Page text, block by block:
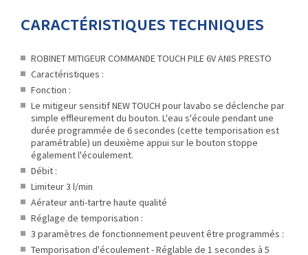
CARACTÉRISTIQUES TECHNIQUES
ROBINET MITIGEUR COMMANDE TOUCH PILE 6V ANIS PRESTO
Caractéristiques :
Fonction :
Le mitigeur sensitif NEW TOUCH pour lavabo se déclenche par
simple effleurement du bouton. L'eau s'écoule pendant une
durée programmée de 6 secondes (cette temporisation est
paramétrable) un deuxième appui sur le bouton stoppe
également l'écoulement.
Débit :
Limiteur 3 l/min
Aérateur anti-tartre haute qualité
Réglage de temporisation :
3 paramètres de fonctionnement peuvent être programmés :
Temporisation d'écoulement - Réglable de 1 secondes à 5